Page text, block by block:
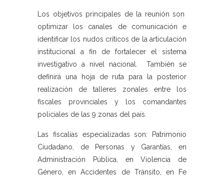
Los objetivos principales de la reunión son
optimizar los canales de comunicación e
identificar los nudos críticos de la articulación
institucional a fin de fortalecer el sistema
investigativo a nivel nacional. También se
definirá una hoja de ruta para la posterior
realización de talleres zonales entre los
fiscales provinciales y los comandantes
policiales de las 9 zonas del país.
Las fiscalías especializadas son: Patrimonio
Ciudadano, de Personas y Garantías, en
Administración Pública, en Violencia de
Género, en Accidentes de Tránsito, en Fe